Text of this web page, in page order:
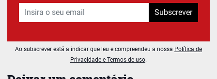
Subscrever
Ao subscrever está a indicar que leu e compreendeu a nossa Política de
Privacidade e Termos de uso.